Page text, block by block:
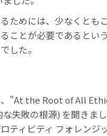
ためには、少なくとも
ことが必要であるとい
した。
、"At the Root of All
失敗の根源) を聞きま
ティビティ フォレンジ